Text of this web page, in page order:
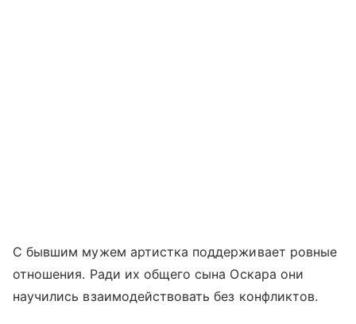
С бывшим мужем артистка поддерживает ровные
отношения. Ради их общего сына Оскара они
научились взаимодействовать без конфликтов.